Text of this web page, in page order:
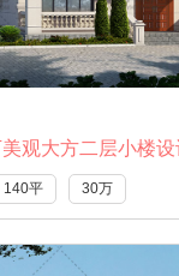
观大方二层小楼设
140平 30万